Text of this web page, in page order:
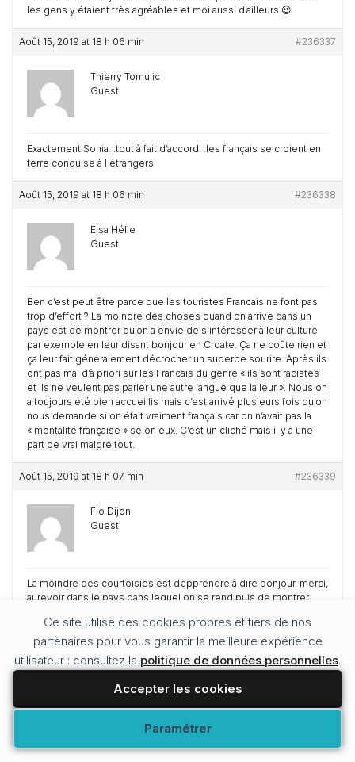
Ce site utilise des cookies propres et tiers de nos
partenaires pour vous garantir la meilleure expérience
utilisateur : consultez la politique de données personnelles.
Accepter les cookies
Paramétrer
Modifier vos préférences
les gens y étaient très agréables et moi aussi d’ailleurs 😉
Août 15, 2019 at 18 h 06 min #236337
Thierry Tomulic
Guest
Exactement Sonia. .tout à fait d’accord. .les français se croient en
terre conquise à l étrangers
Août 15, 2019 at 18 h 06 min #236338
Elsa Hélie
Guest
Ben c’est peut être parce que les touristes Francais ne font pas
trop d’effort ? La moindre des choses quand on arrive dans un
pays est de montrer qu’on a envie de s’intéresser à leur culture
par exemple en leur disant bonjour en Croate. Ça ne coûte rien et
ça leur fait généralement décrocher un superbe sourire. Après ils
ont pas mal d’à priori sur les Francais du genre « ils sont racistes
et ils ne veulent pas parler une autre langue que la leur ». Nous on
a toujours été bien accueillis mais c’est arrivé plusieurs fois qu’on
nous demande si on était vraiment français car on n’avait pas la
« mentalité française » selon eux. C’est un cliché mais il y a une
part de vrai malgré tout.
Août 15, 2019 at 18 h 07 min #236339
Flo Dijon
Guest
La moindre des courtoisies est d’apprendre à dire bonjour, merci,
aurevoir dans le pays dans lequel on se rend puis de montrer
gens sont plus chaleureux envers vous 😀
Août 15, 2019 at 18 h 07 min #236340
Sandrine Monllor (Fuchinran)
Keymaster